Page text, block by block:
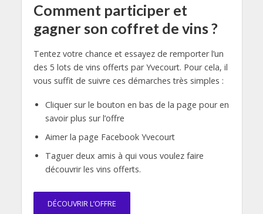
Comment participer et
gagner son coffret de vins ?
Tentez votre chance et essayez de remporter l’un
des 5 lots de vins offerts par Yvecourt. Pour cela, il
vous suffit de suivre ces démarches très simples :
Cliquer sur le bouton en bas de la page pour en
savoir plus sur l’offre
Aimer la page Facebook Yvecourt
Taguer deux amis à qui vous voulez faire
découvrir les vins offerts.
DÉCOUVRIR L’OFFRE